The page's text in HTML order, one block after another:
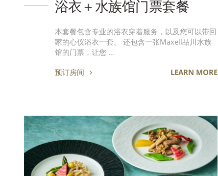
浴衣＋水族馆门票套餐
本套餐包含专业的浴衣穿着服务，以及您可以带回
家的心仪浴衣一套。 还包含一张Maxell品川水族
馆的门票，让您 …
预订房间 LEARN MORE